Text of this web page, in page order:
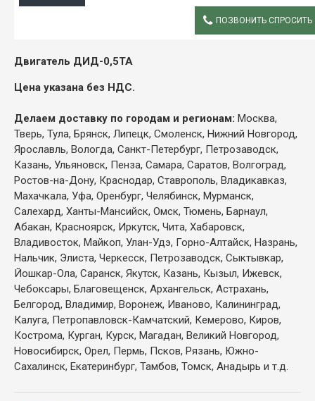
ПОЗВОНИТЬ СПРОСИТЬ
Двигатель ДИД-0,5ТА
Цена указана без НДС.
Делаем доставку по городам и регионам: Москва,
Тверь, Тула, Брянск, Липецк, Смоленск, Нижний Новгород,
Ярославль, Вологда, Санкт-Петербург, Петрозаводск,
Казань, Ульяновск, Пенза, Самара, Саратов, Волгоград,
Ростов-на-Дону, Краснодар, Ставрополь, Владикавказ,
Махачкала, Уфа, Оренбург, Челябинск, Мурманск,
Салехард, Ханты-Мансийск, Омск, Тюмень, Барнаул,
Абакан, Красноярск, Иркутск, Чита, Хабаровск,
Владивосток, Майкоп, Улан-Удэ, Горно-Алтайск, Назрань,
Нальчик, Элиста, Черкесск, Петрозаводск, Сыктывкар,
Йошкар-Ола, Саранск, Якутск, Казань, Кызыл, Ижевск,
Чебоксары, Благовещенск, Архангельск, Астрахань,
Белгород, Владимир, Воронеж, Иваново, Калининград,
Калуга, Петропавловск-Камчатский, Кемерово, Киров,
Кострома, Курган, Курск, Магадан, Великий Новгород,
Новосибирск, Орел, Пермь, Псков, Рязань, Южно-
Сахалинск, Екатеринбург, Тамбов, Томск, Анадырь и т.д.